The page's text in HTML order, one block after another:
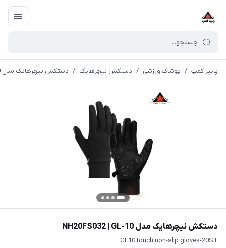
پاییز کمپ / پوشاک ورزشی / دستکش نیچرهایک / دستکش نیچرهایک مدل NH20FS032 | GL-10
دستکش نیچرهایک مدل NH20FS032 | GL-10
GL10 touch non-slip gloves-20ST